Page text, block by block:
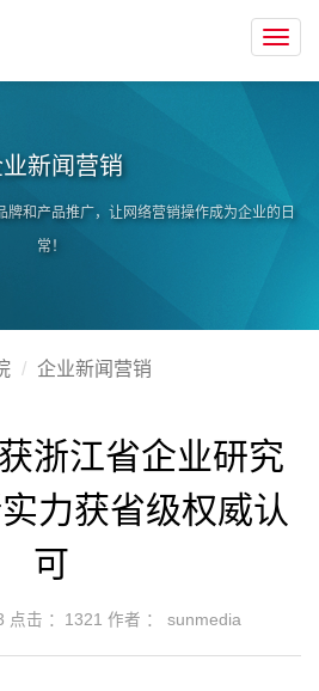
新闻营销
牌和产品推广，让网络营销操作成为企业的日
常！
企业新闻营销
浙江省企业研究
力获省级权威认
可
点击 ： 1321 作者 ： sunmedia